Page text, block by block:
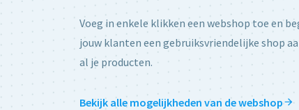
Voeg in enkele klikken een webshop toe en
jouw klanten een gebruiksvriendelijke shop
al je producten.
Bekijk alle mogelijkheden van de webshop